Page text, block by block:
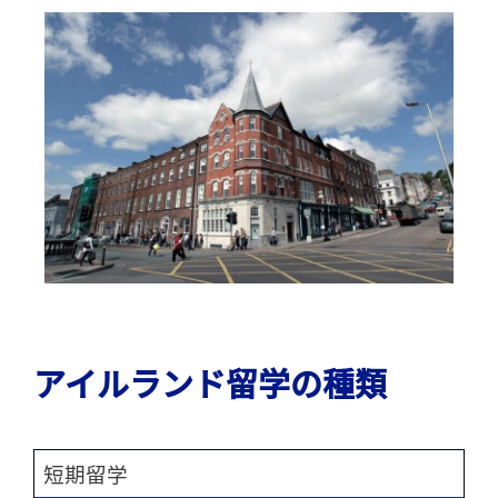
アイルランド留学の種類
短期留学